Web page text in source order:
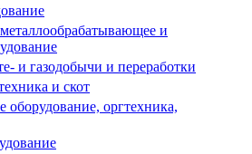
и
и газодобычи и переработки
и скот
оргтехника,